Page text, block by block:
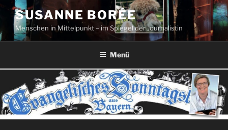
Zum
Inhalt
springen
SUSANNE BORÉE
Menschen in Mittelpunkt – im Spiegel der Journalistin
Menü